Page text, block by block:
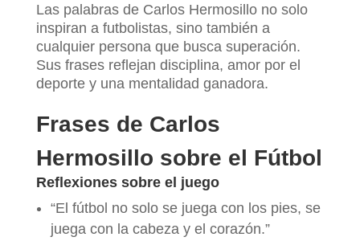
Las palabras de Carlos Hermosillo no solo
inspiran a futbolistas, sino también a
cualquier persona que busca superación.
Sus frases reflejan disciplina, amor por el
deporte y una mentalidad ganadora.
Frases de Carlos
Hermosillo sobre el Fútbol
Reflexiones sobre el juego
“El fútbol no solo se juega con los pies, se
juega con la cabeza y el corazón.”